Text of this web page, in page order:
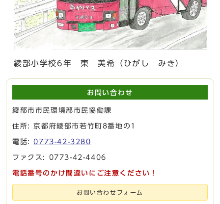
綾部小学校6年 東 美希（ひがし みき）
お問い合わせ
綾部市市民環境部市民協働課
住所: 京都府綾部市若竹町8番地の1
電話:0773-42-3280
ファクス: 0773-42-4406
電話番号のかけ間違いにご注意ください！
お問い合わせフォーム